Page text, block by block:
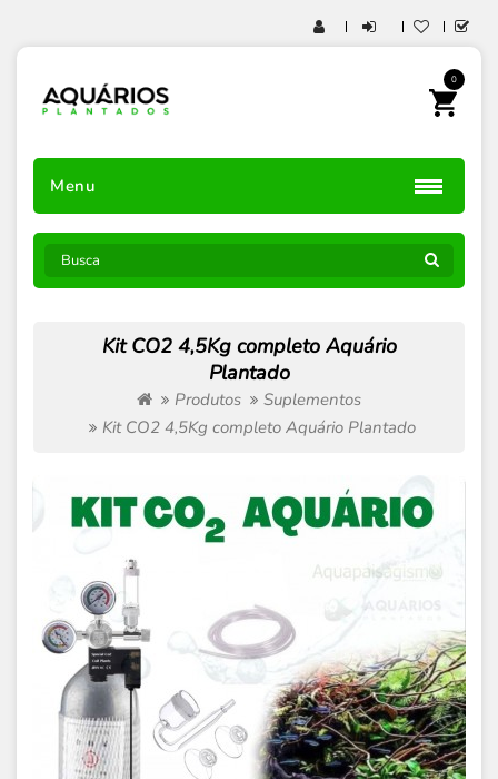
0
Menu
Kit CO2 4,5Kg completo Aquário
Plantado
Produtos
Suplementos
Kit CO2 4,5Kg completo Aquário Plantado